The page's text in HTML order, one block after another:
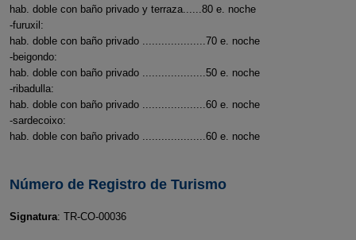
hab. doble con baño privado y terraza......80 e. noche
-furuxil:
hab. doble con baño privado ....................70 e. noche
-beigondo:
hab. doble con baño privado ....................50 e. noche
-ribadulla:
hab. doble con baño privado ....................60 e. noche
-sardecoixo:
hab. doble con baño privado ....................60 e. noche
Número de Registro de Turismo
Signatura: TR-CO-00036